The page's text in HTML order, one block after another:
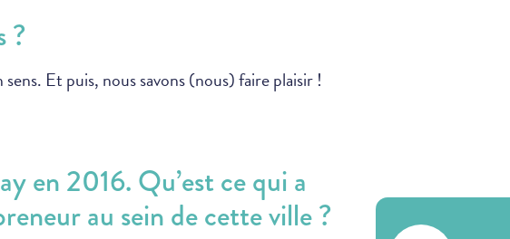
?
Et puis, nous savons (nous) faire plaisir !
en 2016. Qu’est ce qui a
au sein de cette ville ?